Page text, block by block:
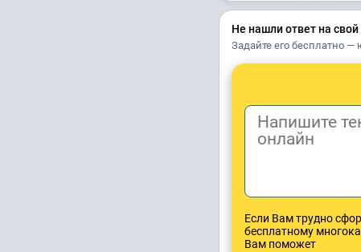
Не нашли ответ на свой
Задайте его бесплатно —
Если Вам трудно
бесплатному
Вам поможет